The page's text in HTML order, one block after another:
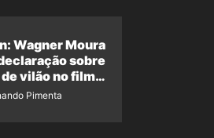
Wagner Moura
sobre
vilão no filme
Pimenta